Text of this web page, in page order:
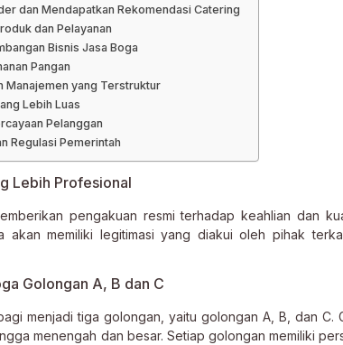
dan Mendapatkan Rekomendasi Catering
dan Pelayanan
Bisnis Jasa Boga
Pangan
Manajemen yang Terstruktur
Lebih Luas
Pelanggan
Regulasi Pemerintah
Lebih Profesional
pengakuan resmi terhadap keahlian dan
akan memiliki legitimasi yang diakui oleh pihak
Golongan A, B dan C
menjadi tiga golongan, yaitu golongan A, B, dan C.
menengah dan besar. Setiap golongan memiliki